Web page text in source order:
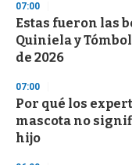
d
s
o
f
3
s
e
c
o
n
s
07:00
Estas fueron las
Quiniela y
de 2026
07:00
Por qué los
mascota no
hijo